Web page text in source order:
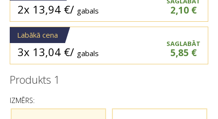
2x 13,94 €/ gabals 2,10 €
Labākā cena
3x 13,04 €/ gabals
SAGLABĀT
5,85 €
Produkts 1
IZMĒRS: